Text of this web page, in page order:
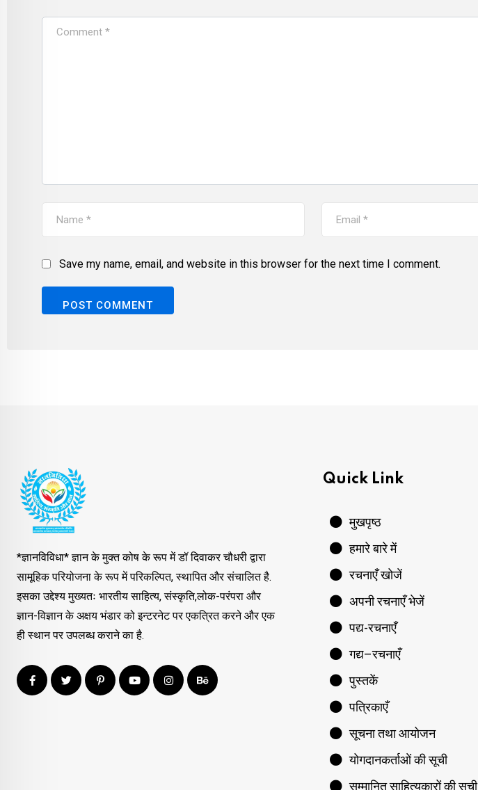
Save my name, email, and website in this browser for the next time I comment.
*ज्ञानविविधा* ज्ञान के मुक्त कोष के रूप में डॉ दिवाकर चौधरी द्वारा
सामूहिक परियोजना के रूप में परिकल्पित, स्थापित और संचालित है.
इसका उद्देश्य मुख्यतः भारतीय साहित्य, संस्कृति,लोक-परंपरा और
ज्ञान-विज्ञान के अक्षय भंडार को इन्टरनेट पर एकत्रित करने और एक
ही स्थान पर उपलब्ध कराने का है.
Quick Link
मुखपृष्ठ
हमारे बारे में
रचनाएँ खोजें
अपनी रचनाएँ भेजें
पद्य-रचनाएँ
गद्य–रचनाएँ
पुस्तकें
पत्रिकाएँ
सूचना तथा आयोजन
योगदानकर्ताओं की सूची
सम्मानित साहित्यकारों की सूची